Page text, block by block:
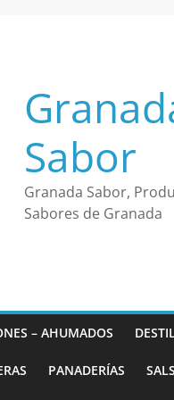
Sabor
Granada Sabor,
Sabores de Granada
– AHUMADOS
PANADERÍAS